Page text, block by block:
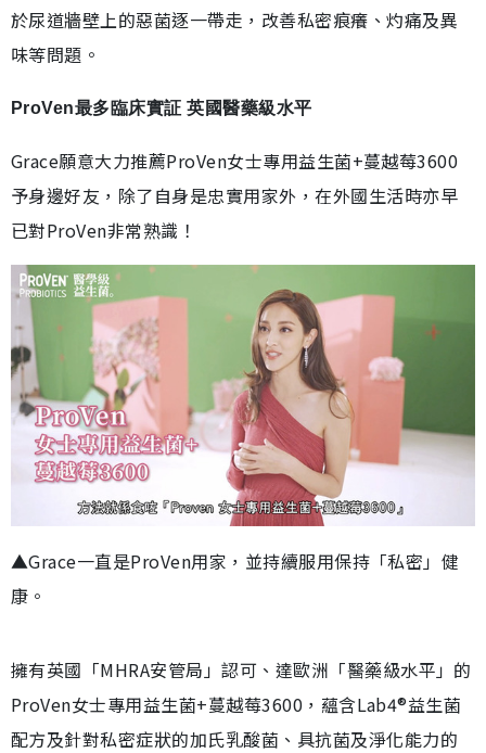
於尿道牆壁上的惡菌逐一帶走，改善私密痕癢、灼痛及異
味等問題。
ProVen最多臨床實証 英國醫藥級水平
Grace願意大力推薦ProVen女士專用益生菌+蔓越莓3600
予身邊好友，除了自身是忠實用家外，在外國生活時亦早
已對ProVen非常熟識！
▲Grace一直是ProVen用家，並持續服用保持「私密」健
康。
擁有英國「MHRA安管局」認可、達歐洲「醫藥級水平」的
ProVen女士專用益生菌+蔓越莓3600，蘊含Lab4®益生菌
配方及針對私密症狀的加氏乳酸菌、具抗菌及淨化能力的